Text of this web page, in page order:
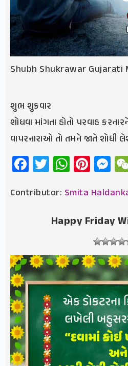
Shubh Shukrawar Gujarati
શુભ શુક્રવાર
શોધવા માંગતા હોતો પરવાહ
વાપરનારાઓ તો તમને જાતે શોધી
Facebook
Twitter
Contributor: Smita
Happy Friday